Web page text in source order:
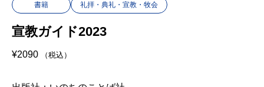
書籍 礼拝・典礼・宣教・牧会
宣教ガイド2023
¥2090 （税込）